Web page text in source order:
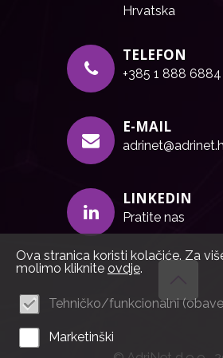
Hrvatska
TELEFON
+385 1 888 6884
E-MAIL
LINKEDIN
Pratite nas
Ova stranica koristi kolačiće. Za
molimo kliknite ovdje.
Tehničko/funkcionalni
Marketinški